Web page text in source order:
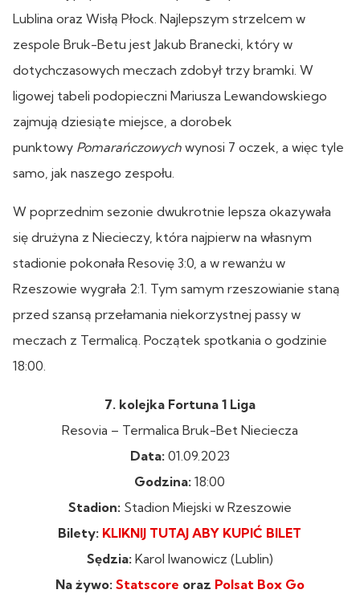
Lublina oraz Wisłą Płock. Najlepszym strzelcem w
zespole Bruk-Betu jest Jakub Branecki, który w
dotychczasowych meczach zdobył trzy bramki. W
ligowej tabeli podopieczni Mariusza Lewandowskiego
zajmują dziesiąte miejsce, a dorobek
punktowy Pomarańczowych wynosi 7 oczek, a więc tyle
samo, jak naszego zespołu.
W poprzednim sezonie dwukrotnie lepsza okazywała
się drużyna z Niecieczy, która najpierw na własnym
stadionie pokonała Resovię 3:0, a w rewanżu w
Rzeszowie wygrała 2:1. Tym samym rzeszowianie staną
przed szansą przełamania niekorzystnej passy w
meczach z Termalicą. Początek spotkania o godzinie
18:00.
7. kolejka Fortuna 1 Liga
Resovia – Termalica Bruk-Bet Nieciecza
Data:01.09.2023
Godzina: 18:00
Stadion:Stadion Miejski w Rzeszowie
Bilety: KLIKNIJ TUTAJ ABY KUPIĆ BILET
Sędzia:Karol Iwanowicz (Lublin)
Na żywo: Statscore oraz Polsat Box Go